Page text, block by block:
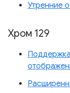
Утренние
Хром 129